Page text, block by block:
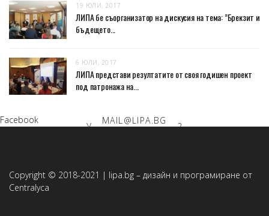
19 ЮЛИ, 2017
ЛИПА бе съорганизатор на дискусия на тема: ”Брекзит и
бъдещето...
6 ЮЛИ, 2017
ЛИПА представи резултатите от своя годишен проект
под патронажа на...
Facebook
УЛ. „ЗОРА” № 1 ЕТ. 2
MAIL@LIPA.BG
Copyright © 2018-2021 | lipa.bg – дизайн и програмиране от
Centralyca